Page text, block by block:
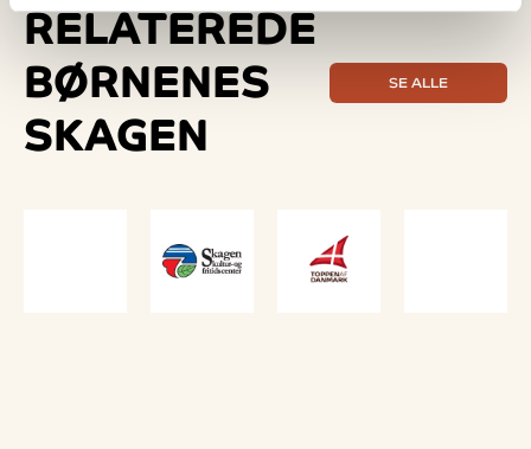
RELATEREDE
BØRNENES
SKAGEN
SE ALLE